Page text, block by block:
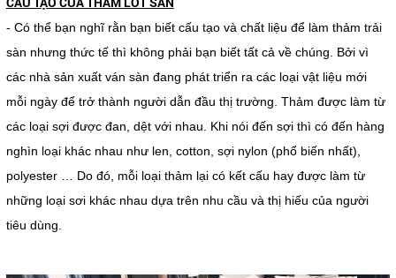
- Có thể bạn nghĩ rằn bạn biết cấu tạo và chất liệu để làm thảm trải
sàn nhưng thức tế thì không phải bạn biết tất cả về chúng. Bởi vì
các nhà sản xuất ván sàn đang phát triển ra các loại vật liệu mới
mỗi ngày để trở thành người dẫn đầu thị trường. Thảm được làm từ
các loại sợi được đan, dệt với nhau. Khi nói đến sợi thì có đến hàng
nghìn loại khác nhau như len, cotton, sợi nylon (phổ biến nhất),
polyester … Do đó, mỗi loại thảm lại có kết cấu hay được làm từ
những loại sơi khác nhau dựa trên nhu cầu và thị hiếu của người
tiêu dùng.